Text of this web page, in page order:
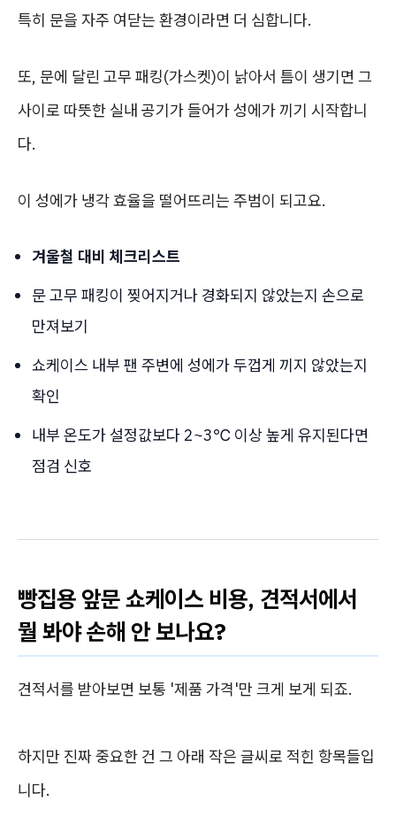
특히 문을 자주 여닫는 환경이라면 더 심합니다.
또, 문에 달린 고무 패킹(가스켓)이 낡아서 틈이 생기면 그
사이로 따뜻한 실내 공기가 들어가 성에가 끼기 시작합니
다.
이 성에가 냉각 효율을 떨어뜨리는 주범이 되고요.
겨울철 대비 체크리스트
문 고무 패킹이 찢어지거나 경화되지 않았는지 손으로
만져보기
쇼케이스 내부 팬 주변에 성에가 두껍게 끼지 않았는지
확인
내부 온도가 설정값보다 2~3℃ 이상 높게 유지된다면
점검 신호
빵집용 앞문 쇼케이스 비용, 견적서에서
뭘 봐야 손해 안 보나요?
견적서를 받아보면 보통 '제품 가격'만 크게 보게 되죠.
하지만 진짜 중요한 건 그 아래 작은 글씨로 적힌 항목들입
니다.